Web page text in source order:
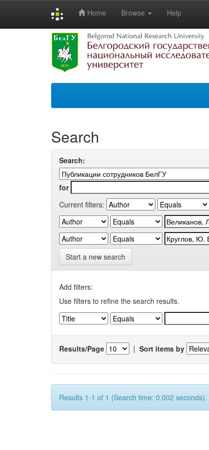
Home Browse Help
Search
Search:
for
Current filters:
Start a new search
Add filters:
Use filters to refine the search results.
Results/Page | Sort items by
Results 1-1 of 1 (Search time: 0.002 seconds).